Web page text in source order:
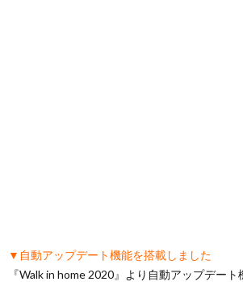
▼自動アップデート機能を搭載しました
『Walk in home 2020』より自動アップデー